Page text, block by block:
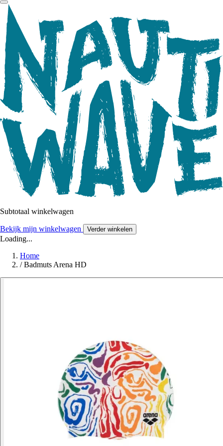
Subtotaal winkelwagen
Bekijk mijn winkelwagen Verder winkelen
Loading...
Home
/ Badmuts Arena HD